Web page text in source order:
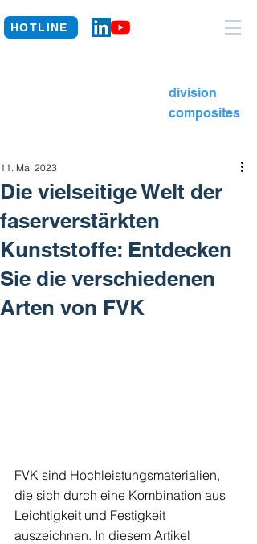
HOTLINE
division
composites
Die vielseitige Welt der
faserverstärkten
Kunststoffe: Entdecken
Sie die verschiedenen
Arten von FVK
11. Mai 2023
FVK sind Hochleistungsmaterialien,
die sich durch eine Kombination aus
Leichtigkeit und Festigkeit
auszeichnen. In diesem Artikel